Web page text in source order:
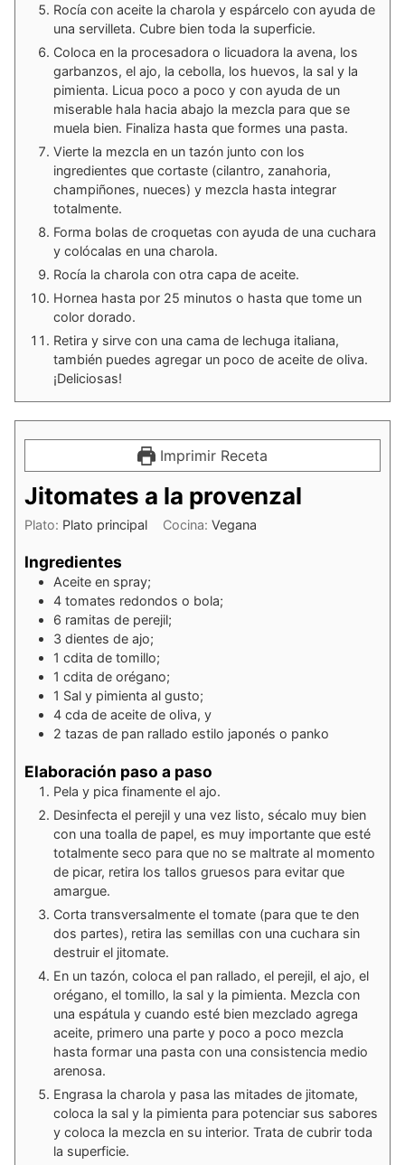
Rocía con aceite la charola y espárcelo con ayuda de
una servilleta. Cubre bien toda la superficie.
Coloca en la procesadora o licuadora la avena, los
garbanzos, el ajo, la cebolla, los huevos, la sal y la
pimienta. Licua poco a poco y con ayuda de un
miserable hala hacia abajo la mezcla para que se
muela bien. Finaliza hasta que formes una pasta.
Vierte la mezcla en un tazón junto con los
ingredientes que cortaste (cilantro, zanahoria,
champiñones, nueces) y mezcla hasta integrar
totalmente.
Forma bolas de croquetas con ayuda de una cuchara
y colócalas en una charola.
Rocía la charola con otra capa de aceite.
Hornea hasta por 25 minutos o hasta que tome un
color dorado.
Retira y sirve con una cama de lechuga italiana,
también puedes agregar un poco de aceite de oliva.
¡Deliciosas!
Imprimir Receta
Jitomates a la provenzal
Plato: Plato principal Cocina:Vegana
Ingredientes
Aceite en spray;
4 tomates redondos o bola;
6 ramitas de perejil;
3 dientes de ajo;
1 cdita de tomillo;
1 cdita de orégano;
1 Sal y pimienta al gusto;
4 cda de aceite de oliva, y
2 tazas de pan rallado estilo japonés o panko
Elaboración paso a paso
Pela y pica finamente el ajo.
Desinfecta el perejil y una vez listo, sécalo muy bien
con una toalla de papel, es muy importante que esté
totalmente seco para que no se maltrate al momento
de picar, retira los tallos gruesos para evitar que
amargue.
Corta transversalmente el tomate (para que te den
dos partes), retira las semillas con una cuchara sin
destruir el jitomate.
En un tazón, coloca el pan rallado, el perejil, el ajo, el
orégano, el tomillo, la sal y la pimienta. Mezcla con
una espátula y cuando esté bien mezclado agrega
aceite, primero una parte y poco a poco mezcla
hasta formar una pasta con una consistencia medio
arenosa.
Engrasa la charola y pasa las mitades de jitomate,
coloca la sal y la pimienta para potenciar sus sabores
y coloca la mezcla en su interior. Trata de cubrir toda
la superficie.